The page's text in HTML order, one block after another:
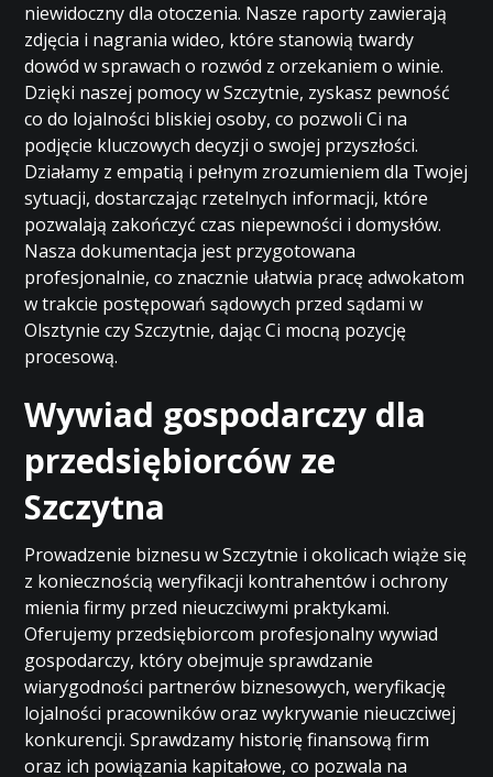
niewidoczny dla otoczenia. Nasze raporty zawierają
zdjęcia i nagrania wideo, które stanowią twardy
dowód w sprawach o rozwód z orzekaniem o winie.
Dzięki naszej pomocy w Szczytnie, zyskasz pewność
co do lojalności bliskiej osoby, co pozwoli Ci na
podjęcie kluczowych decyzji o swojej przyszłości.
Działamy z empatią i pełnym zrozumieniem dla Twojej
sytuacji, dostarczając rzetelnych informacji, które
pozwalają zakończyć czas niepewności i domysłów.
Nasza dokumentacja jest przygotowana
profesjonalnie, co znacznie ułatwia pracę adwokatom
w trakcie postępowań sądowych przed sądami w
Olsztynie czy Szczytnie, dając Ci mocną pozycję
procesową.
Wywiad gospodarczy dla
przedsiębiorców ze
Szczytna
Prowadzenie biznesu w Szczytnie i okolicach wiąże się
z koniecznością weryfikacji kontrahentów i ochrony
mienia firmy przed nieuczciwymi praktykami.
Oferujemy przedsiębiorcom profesjonalny wywiad
gospodarczy, który obejmuje sprawdzanie
wiarygodności partnerów biznesowych, weryfikację
lojalności pracowników oraz wykrywanie nieuczciwej
konkurencji. Sprawdzamy historię finansową firm
oraz ich powiązania kapitałowe, co pozwala na